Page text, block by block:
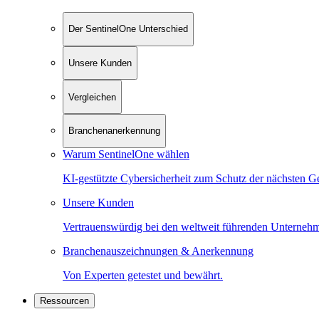
Der SentinelOne Unterschied
Unsere Kunden
Vergleichen
Branchenanerkennung
Warum SentinelOne wählen
KI-gestützte Cybersicherheit zum Schutz der nächsten
Unsere Kunden
Vertrauenswürdig bei den weltweit führenden
Branchenauszeichnungen & Anerkennung
Von Experten getestet und bewährt.
Ressourcen